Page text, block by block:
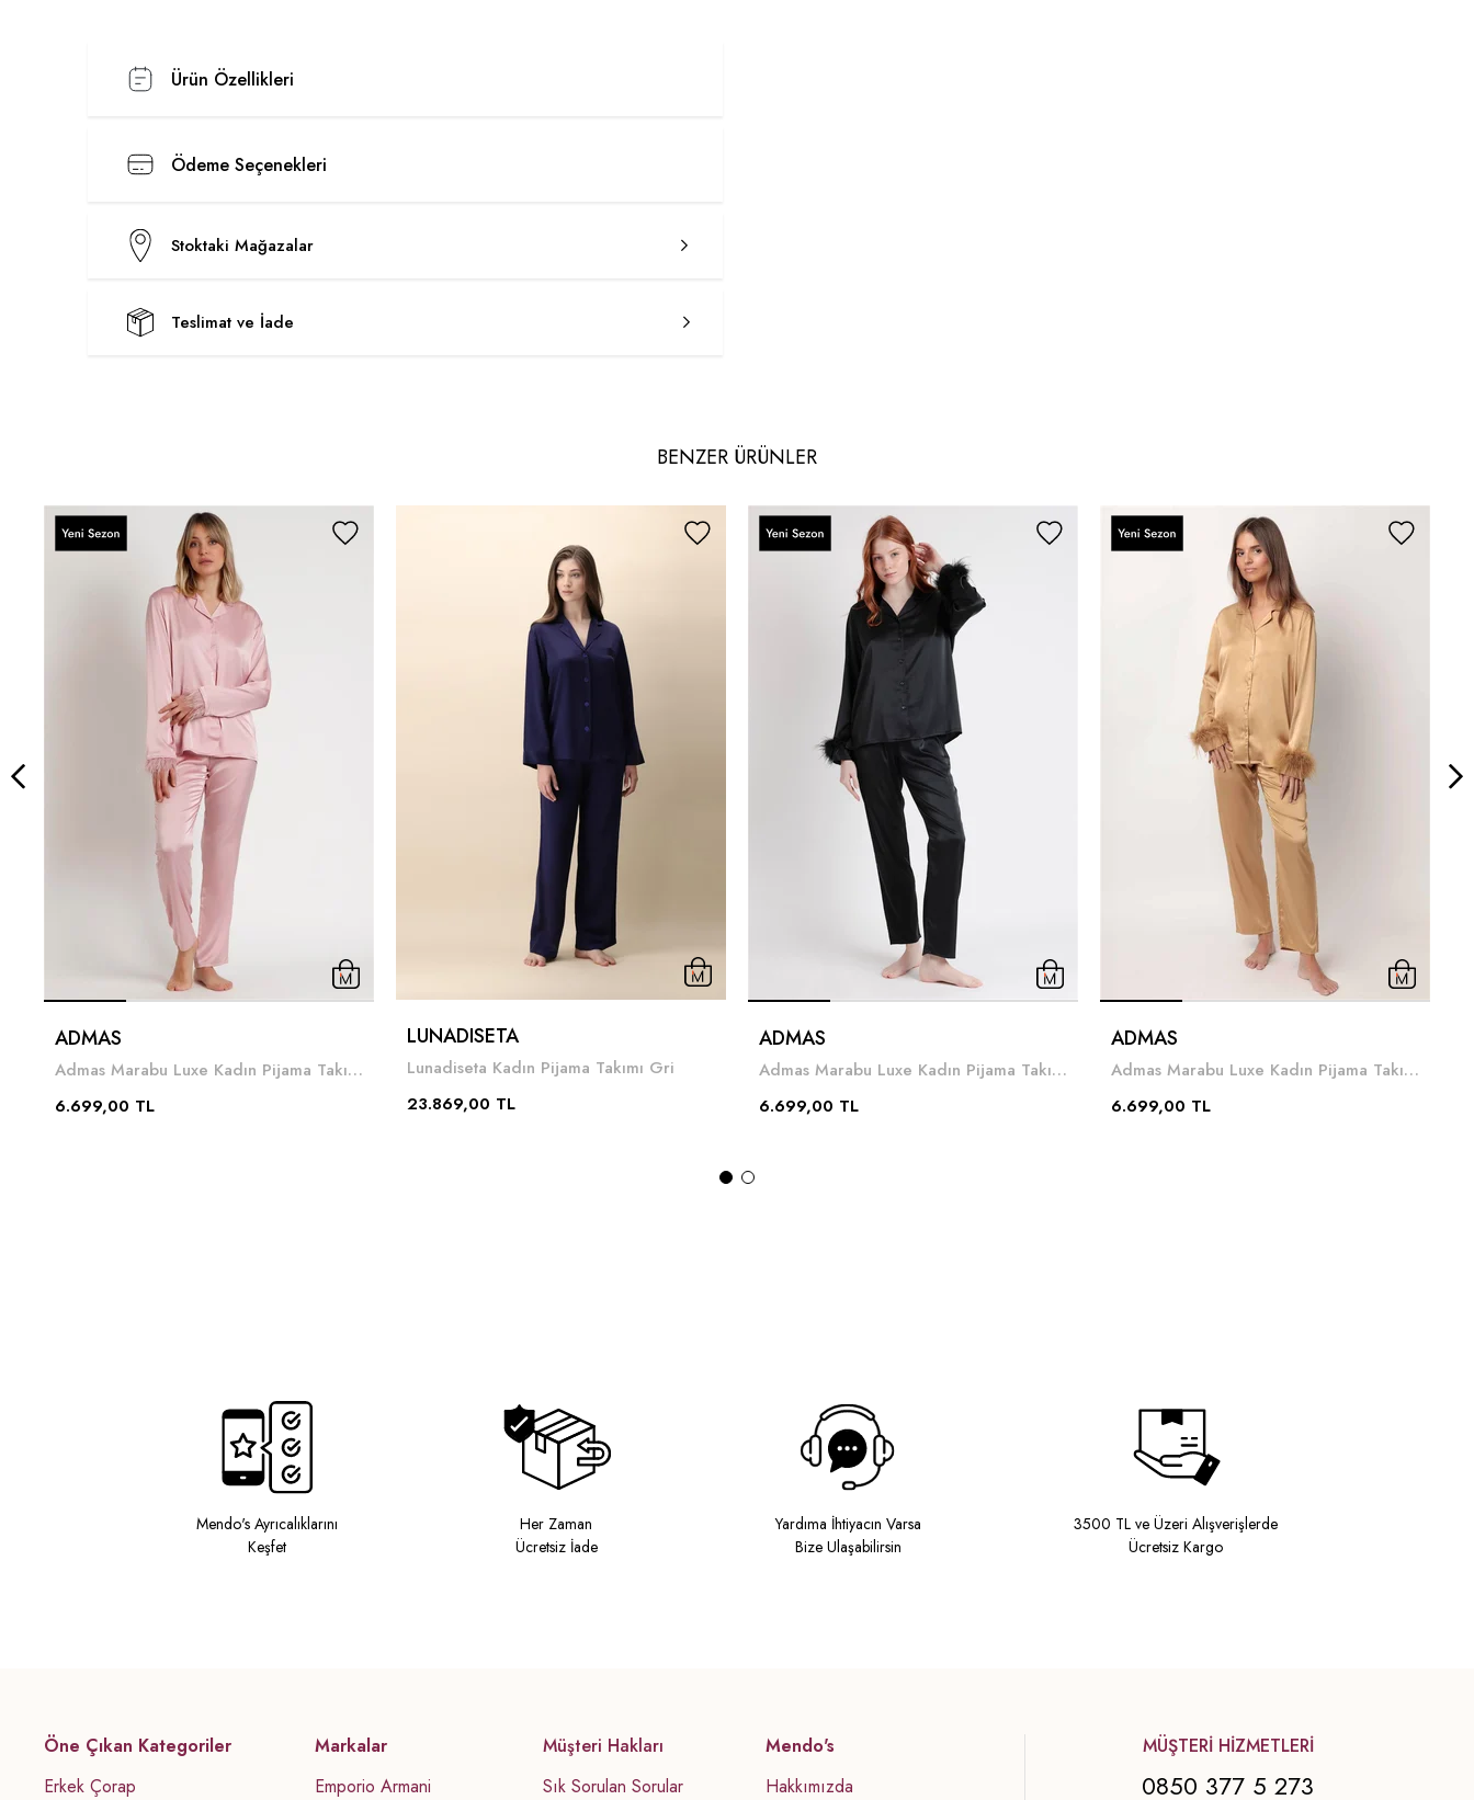
Ürün Özellikleri
Ödeme Seçenekleri
Stoktaki Mağazalar
Teslimat ve İade
BENZER ÜRÜNLER
ADMAS
Admas Marabu Luxe Kadın Pijama Takımı Pembe
6.699,00 TL
LUNADISETA
Lunadiseta Kadın Pijama Takımı Gri
23.869,00 TL
ADMAS
Admas Marabu Luxe Kadın Pijama Takımı Siyah
6.699,00 TL
ADMAS
Admas Marabu Luxe Kadın Pijama Takımı Altın
6.699,00 TL
Mendo's Ayrıcalıklarını
Keşfet
Her Zaman
Ücretsiz İade
Yardıma İhtiyacın Varsa
Bize Ulaşabilirsin
3500 TL ve Üzeri Alışverişlerde
Ücretsiz Kargo
Öne Çıkan Kategoriler
Erkek Çorap
Markalar
Emporio Armani
Müşteri Hakları
Sık Sorulan Sorular
Mendo's
Hakkımızda
MÜŞTERİ HİZMETLERİ
0850 377 5 273